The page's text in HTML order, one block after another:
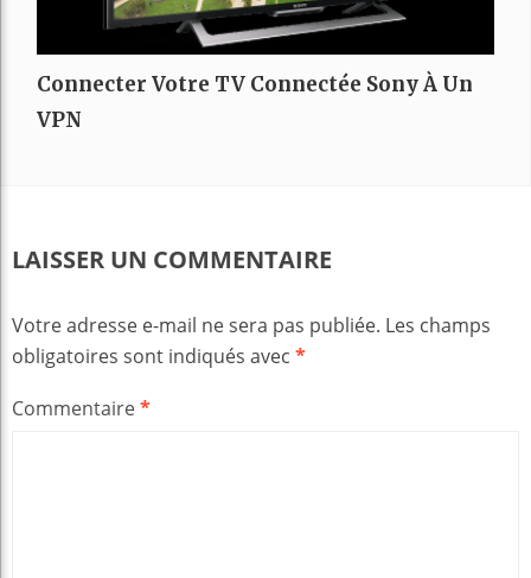
Connecter Votre TV Connectée Sony À Un
VPN
LAISSER UN COMMENTAIRE
Votre adresse e-mail ne sera pas publiée. Les champs
obligatoires sont indiqués avec *
Commentaire*